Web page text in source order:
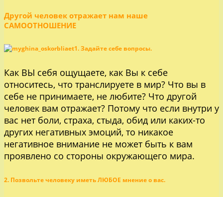
Другой человек отражает нам наше
САМООТНОШЕНИЕ
1. Задайте себе вопросы.
Как ВЫ себя ощущаете, как Вы к себе
относитесь, что транслируете в мир? Что вы в
себе не принимаете, не любите? Что другой
человек вам отражает? Потому что если внутри у
вас нет боли, страха, стыда, обид или каких-то
других негативных эмоций, то никакое
негативное внимание не может быть к вам
проявлено со стороны окружающего мира.
2. Позвольте человеку иметь ЛЮБОЕ мнение о вас.